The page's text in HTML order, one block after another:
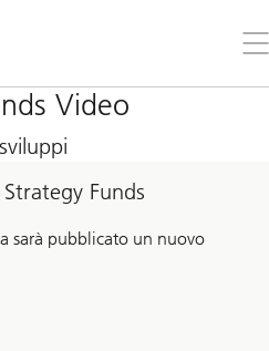
il
Video
Funds
sarà pubblicato un nuovo